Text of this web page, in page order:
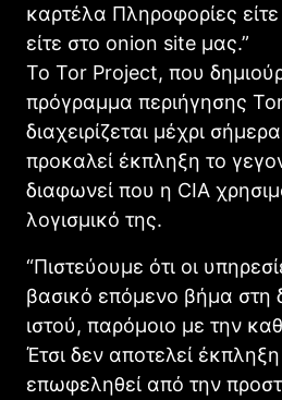
καρτέλα Πληροφορίες
είτε στο onion site μας.”
Το Tor Project, που
πρόγραμμα περιήγησης
διαχειρίζεται μέχρι
προκαλεί έκπληξη το
διαφωνεί που η CIA
λογισμικό της.
“Πιστεύουμε ότι οι
βασικό επόμενο βήμα στη
ιστού, παρόμοιο με την
Έτσι δεν αποτελεί
επωφεληθεί από την